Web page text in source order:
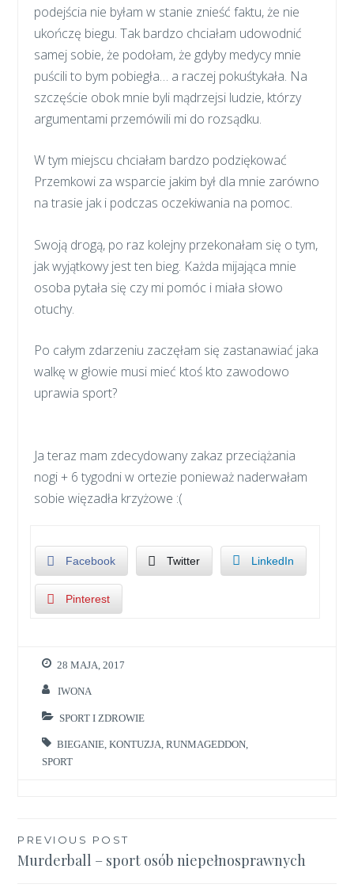
podejścia nie byłam w stanie znieść faktu, że nie
ukończę biegu. Tak bardzo chciałam udowodnić
samej sobie, że podołam, że gdyby medycy mnie
puścili to bym pobiegła… a raczej pokuśtykała. Na
szczęście obok mnie byli mądrzejsi ludzie, którzy
argumentami przemówili mi do rozsądku.
W tym miejscu chciałam bardzo podziękować
Przemkowi za wsparcie jakim był dla mnie zarówno
na trasie jak i podczas oczekiwania na pomoc.
Swoją drogą, po raz kolejny przekonałam się o tym,
jak wyjątkowy jest ten bieg. Każda mijająca mnie
osoba pytała się czy mi pomóc i miała słowo
otuchy.
Po całym zdarzeniu zaczęłam się zastanawiać jaka
walkę w głowie musi mieć ktoś kto zawodowo
uprawia sport?
Ja teraz mam zdecydowany zakaz przeciążania
nogi + 6 tygodni w ortezie ponieważ naderwałam
sobie więzadła krzyżowe :(
Facebook Twitter LinkedIn
Pinterest
28 MAJA, 2017
IWONA
SPORT I ZDROWIE
BIEGANIE ,KONTUZJA ,RUNMAGEDDON
SPORT
Nawigacja
wpisu
PREVIOUS POST
Murderball – sport osób niepełnosprawnych